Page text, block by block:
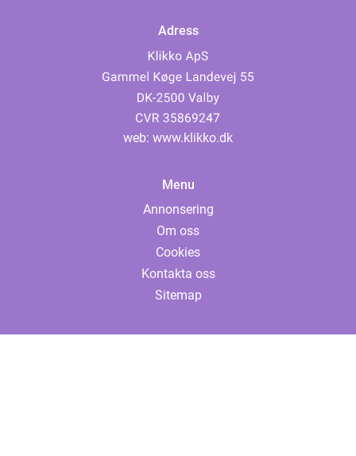
Adress
web: www.klikko.dk
Menu
Annonsering
Om oss
Cookies
Kontakta oss
Sitemap